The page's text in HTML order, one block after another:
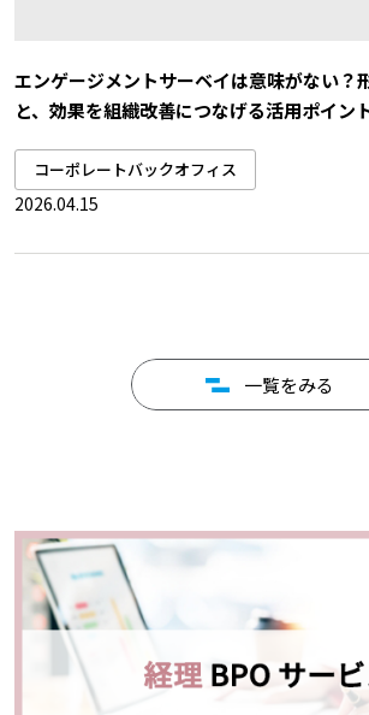
エンゲージメントサーベイは意味がない？
と、効果を組織改善につなげる活用ポイン
コーポレートバックオフィス
2026.04.15
一覧をみる